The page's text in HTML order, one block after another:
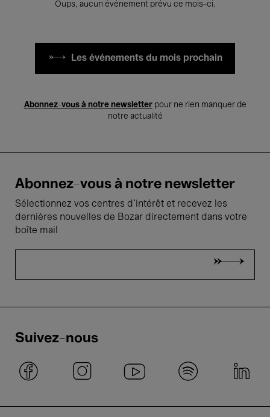
Oups, aucun événement prévu ce mois-ci.
Les événements du mois prochain
Abonnez-vous à notre newsletterpour ne rien manquer de
notre actualité
Abonnez-vous à notre newsletter
Sélectionnez vos centres d'intérêt et recevez les
dernières nouvelles de Bozar directement dans votre
boîte mail
Suivez-nous